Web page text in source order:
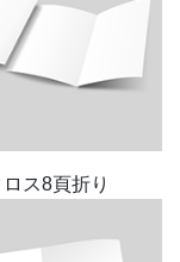
ロス8頁折り